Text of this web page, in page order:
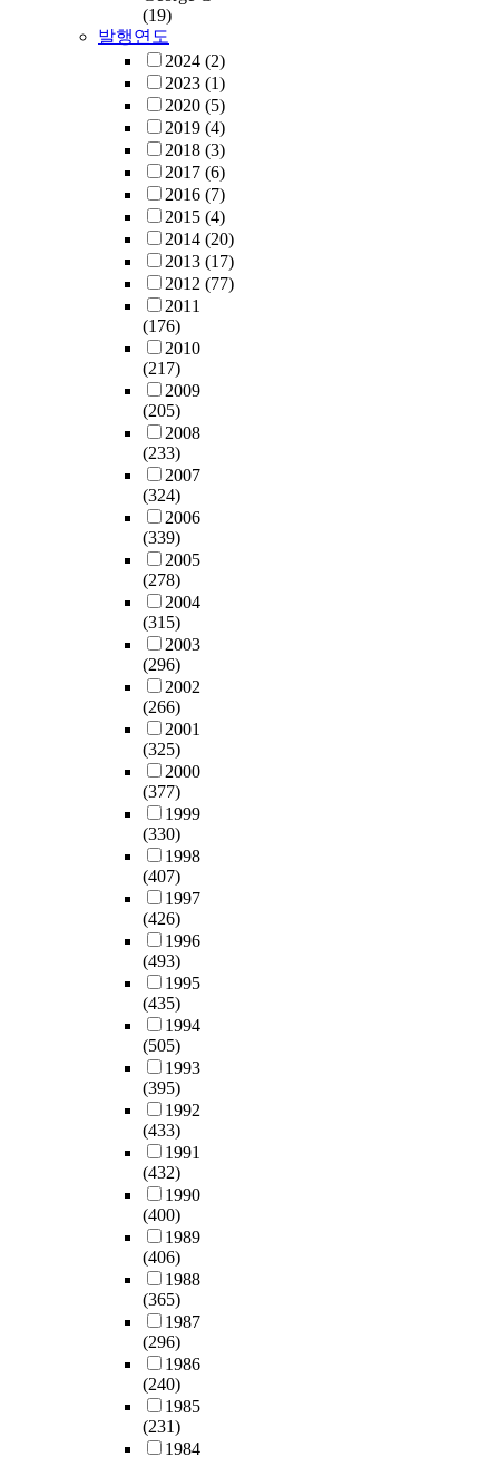
(19)
발행연도
2024 (2)
2023 (1)
2020 (5)
2019 (4)
2018 (3)
2017 (6)
2016 (7)
2015 (4)
2014 (20)
2013 (17)
2012 (77)
2011
(176)
2010
(217)
2009
(205)
2008
(233)
2007
(324)
2006
(339)
2005
(278)
2004
(315)
2003
(296)
2002
(266)
2001
(325)
2000
(377)
1999
(330)
1998
(407)
1997
(426)
1996
(493)
1995
(435)
1994
(505)
1993
(395)
1992
(433)
1991
(432)
1990
(400)
1989
(406)
1988
(365)
1987
(296)
1986
(240)
1985
(231)
1984